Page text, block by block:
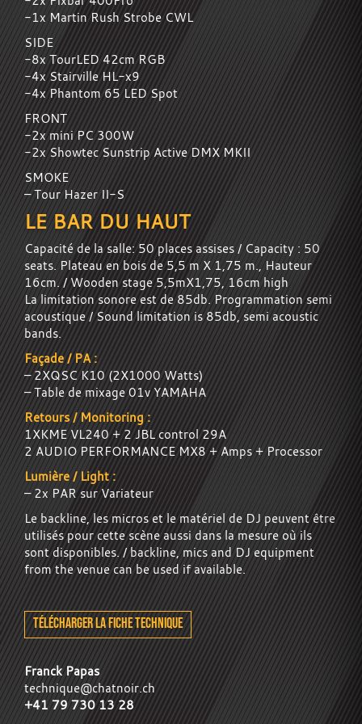
-1x Martin Rush Strobe CWL
SIDE
-8x TourLED 42cm RGB
-4x Stairville HL-x9
-4x Phantom 65 LED Spot
FRONT
-2x mini PC 300W
-2x Showtec Sunstrip Active DMX MKII
SMOKE
– Tour Hazer II-S
LE BAR DU HAUT
Capacité de la salle: 50 places assises / Capacity : 50
seats. Plateau en bois de 5,5 m X 1,75 m., Hauteur
16cm. / Wooden stage 5,5mX1,75, 16cm high
La limitation sonore est de 85db. Programmation semi
acoustique / Sound limitation is 85db, semi acoustic
bands.
Façade / PA :
– 2XQSC K10 (2X1000 Watts)
– Table de mixage 01v YAMAHA
Retours / Monitoring :
1XKME VL240 + 2 JBL control 29A
2 AUDIO PERFORMANCE MX8 + Amps + Processor
Lumière / Light :
– 2x PAR sur Variateur
Le backline, les micros et le matériel de DJ peuvent être
utilisés pour cette scène aussi dans la mesure où ils
sont disponibles. / backline, mics and DJ equipment
from the venue can be used if available.
TÉLÉCHARGER LA FICHE TECHNIQUE
Franck Papas
technique@chatnoir.ch
+41 79 730 13 28